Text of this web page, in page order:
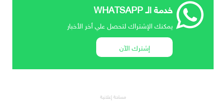
خدمة الـ WHATSAPP
يمكنك الإشتراك لتحصل علي أخر الأخبار
إشترك الآن
مساحة إعلانية